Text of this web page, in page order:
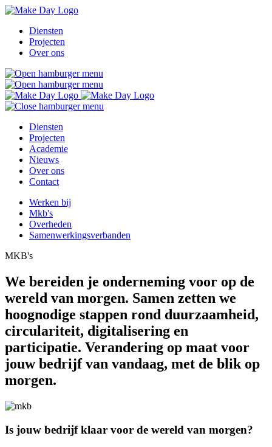
Overslaan
naar
inhoud
Hoofdnavigatie
Diensten
Projecten
Over ons
Secondary
Navigation
Diensten
Projecten
Academie
Nieuws
Over ons
Contact
Tertiary
Menu
Werken bij
Mkb's
Overheden
Samenwerkingsverbanden
MKB's
We bereiden je onderneming voor op de
wereld van morgen. Samen zetten we
hoognodige stappen rond duurzaamheid,
circulariteit, digitalisering en
participatie. Verandering op maat voor
jouw bedrijf van vandaag, met de blik op
morgen.
Is jouw bedrijf klaar voor de wereld van morgen?